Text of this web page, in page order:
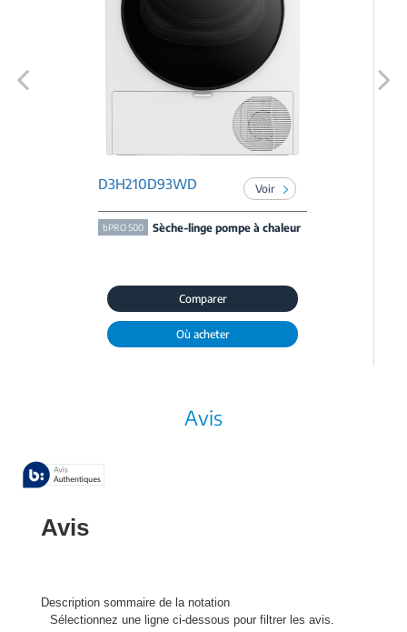
D3H210D93WD Voir
bPRO 500 Sèche-linge pompe à chaleur
Comparer
Où acheter
Avis
Avis
Description sommaire de la notation
Sélectionnez une ligne ci-dessous pour filtrer les avis.